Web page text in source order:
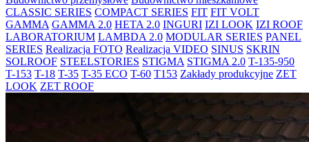
CLASSIC SERIES COMPACT SERIES FIT FIT VOLT
GAMMA GAMMA 2.0 HETA 2.0 INGURI IZI LOOK IZI ROOF
LABORATORIUM LAMBDA 2.0 MODULAR SERIES PANEL
SERIES Realizacja FOTO Realizacja VIDEO SINUS SKRIN
SOLROOF STEELSTORIES STIGMA STIGMA 2.0 T-135-950
T-153 T-18 T-35 T-35 ECO T-60 T153 Zakłady produkcyjne ZET
LOOK ZET ROOF